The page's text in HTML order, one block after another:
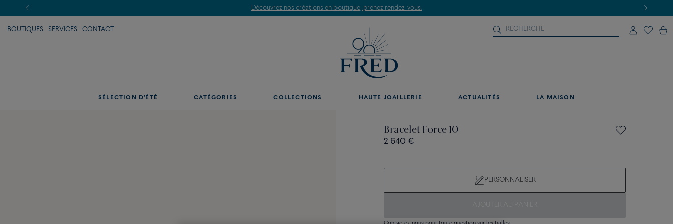
Découvrez nos créations en boutique, prenez rendez-vous.
BOUTIQUES SERVICES CONTACT
SÉLECTION D'ÉTÉ CATÉGORIES COLLECTIONS HAUTE JOAILLERIE ACTUALITÉS LA MAISON
Bracelet Force 10
2 640 €
PERSONNALISER